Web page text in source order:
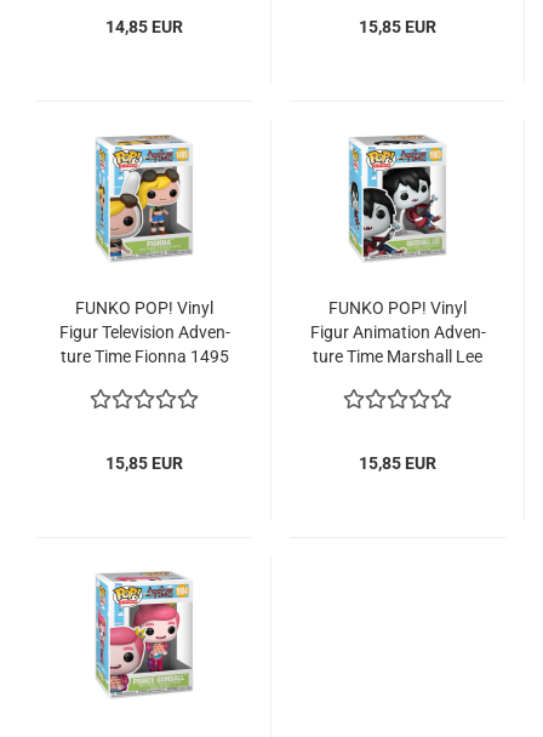
14,85 EUR 15,85 EUR
FUNKO POP! Vinyl
Figur Te­le­vi­si­on Ad­ven­
ture Time Fi­on­na 1495
15,85 EUR
FUNKO POP! Vinyl
Figur Ani­ma­ti­on Ad­ven­
ture Time Mar­shall Lee
15,85 EUR